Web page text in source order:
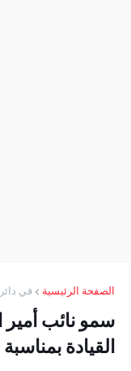
الصفحة الرئيسية في
سمو نائب أمير
القيادة